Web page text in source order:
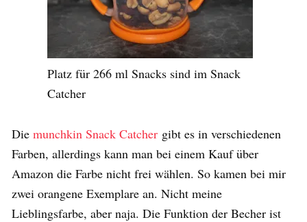
Platz für 266 ml Snacks sind im Snack
Catcher
Die munchkin Snack Catcher gibt es in verschiedenen
Farben, allerdings kann man bei einem Kauf über
Amazon die Farbe nicht frei wählen. So kamen bei mir
zwei orangene Exemplare an. Nicht meine
Lieblingsfarbe, aber naja. Die Funktion der Becher ist